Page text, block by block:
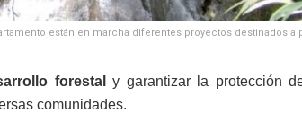
están en marcha diferentes proyectos destinados a
forestal
y garantizar la protección
comunidades.